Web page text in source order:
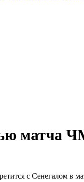
матча
с Сенегалом в